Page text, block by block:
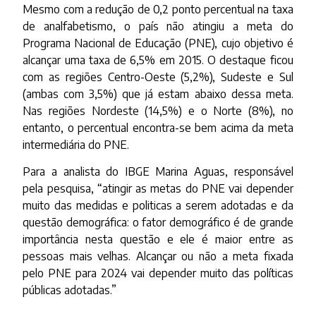
Mesmo com a redução de 0,2 ponto percentual na taxa
de analfabetismo, o país não atingiu a meta do
Programa Nacional de Educação (PNE), cujo objetivo é
alcançar uma taxa de 6,5% em 2015. O destaque ficou
com as regiões Centro-Oeste (5,2%), Sudeste e Sul
(ambas com 3,5%) que já estam abaixo dessa meta.
Nas regiões Nordeste (14,5%) e o Norte (8%), no
entanto, o percentual encontra-se bem acima da meta
intermediária do PNE.
Para a analista do IBGE Marina Aguas, responsável
pela pesquisa, “atingir as metas do PNE vai depender
muito das medidas e politicas a serem adotadas e da
questão demográfica: o fator demográfico é de grande
importância nesta questão e ele é maior entre as
pessoas mais velhas. Alcançar ou não a meta fixada
pelo PNE para 2024 vai depender muito das políticas
públicas adotadas.”